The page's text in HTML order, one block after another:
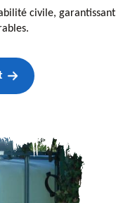
civile, garantissant